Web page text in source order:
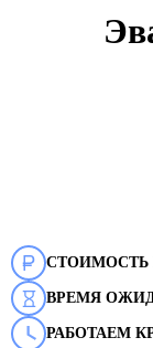
СТОИМОСТЬ
ВРЕМЯ
РАБОТАЕМ